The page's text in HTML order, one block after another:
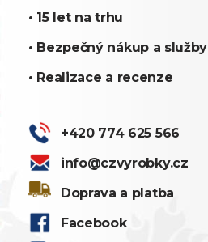
• 15 let na trhu
• Bezpečný nákup a služby
• Realizace a recenze
+420 774 625 566
info@czvyrobky.cz
Doprava a platba
Facebook
Ochrana osobních údajů
Reklamace
Kontakty